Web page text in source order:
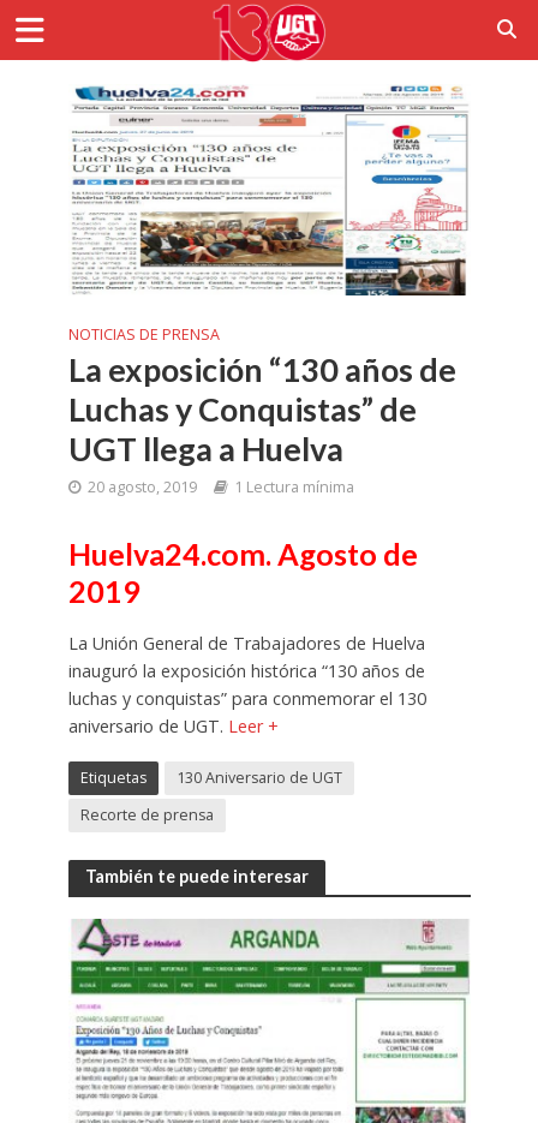
NOTICIAS DE PRENSA
La exposición “130 años de
Luchas y Conquistas” de
UGT llega a Huelva
20 agosto, 2019 1 Lectura mínima
Huelva24.com. Agosto de
2019
La Unión General de Trabajadores de Huelva
inauguró la exposición histórica “130 años de
luchas y conquistas” para conmemorar el 130
aniversario de UGT. Leer +
Etiquetas
130 Aniversario de UGT
Recorte de prensa
También te puede interesar